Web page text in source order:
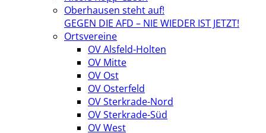
Oberhausen steht auf!
GEGEN DIE AFD – NIE WIEDER IST JETZT!
Ortsvereine
OV Alsfeld-Holten
OV Mitte
OV Ost
OV Osterfeld
OV Sterkrade-Nord
OV Sterkrade-Süd
OV West